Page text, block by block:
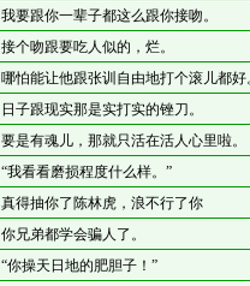
我要跟你一辈子都这么跟你接吻。
接个吻跟要吃人似的，烂。
哪怕能让他跟张训自由地打个滚儿都好
日子跟现实那是实打实的锉刀。
要是有魂儿，那就只活在活人心里啦。
“我看看磨损程度什么样。”
真得抽你了陈林虎，浪不行了你
你兄弟都学会骗人了。
“你操天日地的肥胆子！”